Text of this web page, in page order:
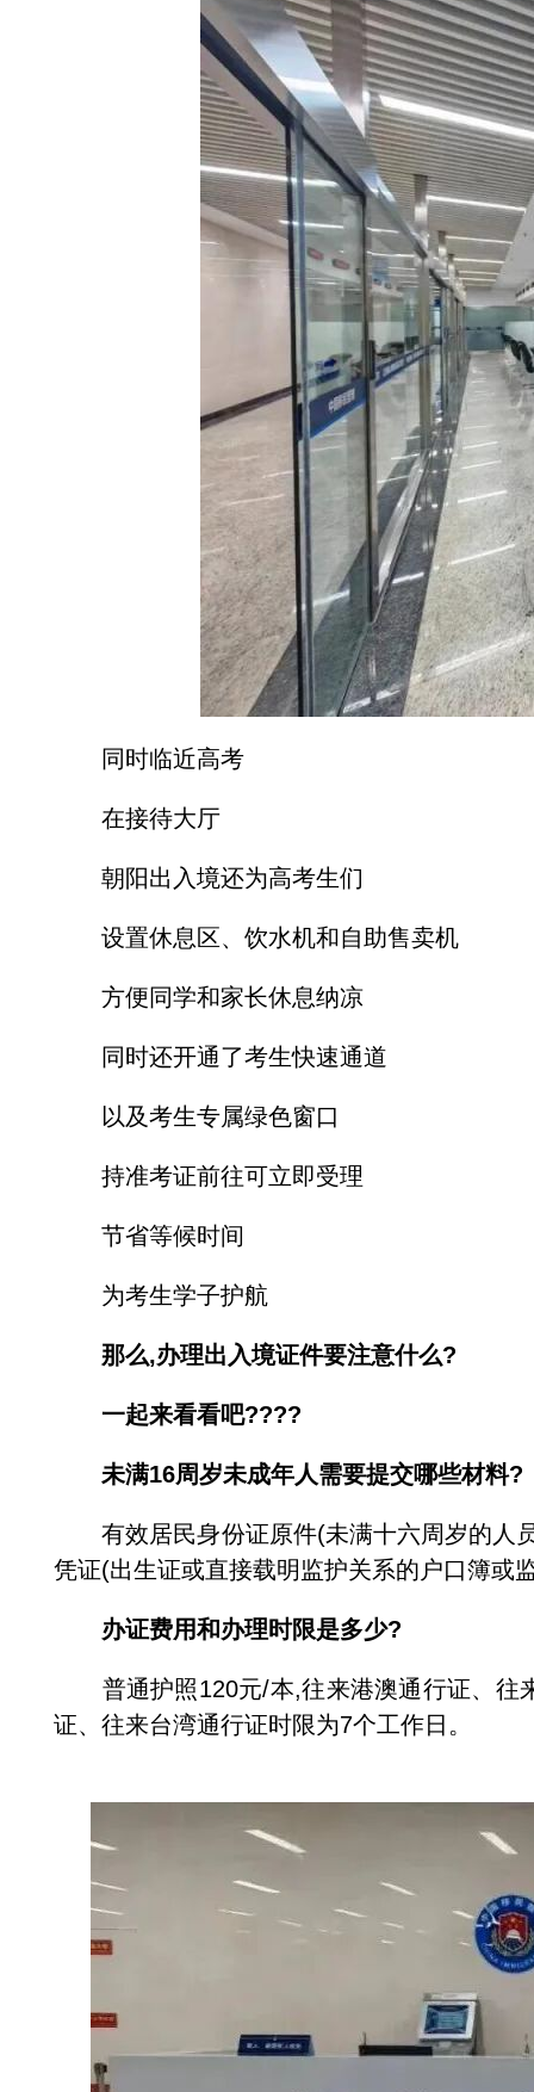
同时临近高考
在接待大厅
朝阳出入境还为高考生们
设置休息区、饮水机和自助售卖机
方便同学和家长休息纳凉
同时还开通了考生快速通道
以及考生专属绿色窗口
持准考证前往可立即受理
节省等候时间
为考生学子护航
那么,办理出入境证件要注意什么?
一起来看看吧????
未满16周岁未成年人需要提交哪些材料?
有效居民身份证原件(未满十六周岁的人员
凭证(出生证或直接载明监护关系的户口簿或
办证费用和办理时限是多少?
普通护照120元/本,往来港澳通行证、往
证、往来台湾通行证时限为7个工作日。